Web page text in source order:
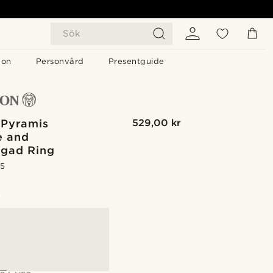
Sök
Personvård Presentguide
and
Ring
529,00 kr